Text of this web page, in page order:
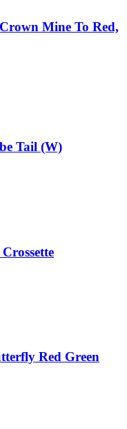
Mine To Red,
Tail (W)
Red Green